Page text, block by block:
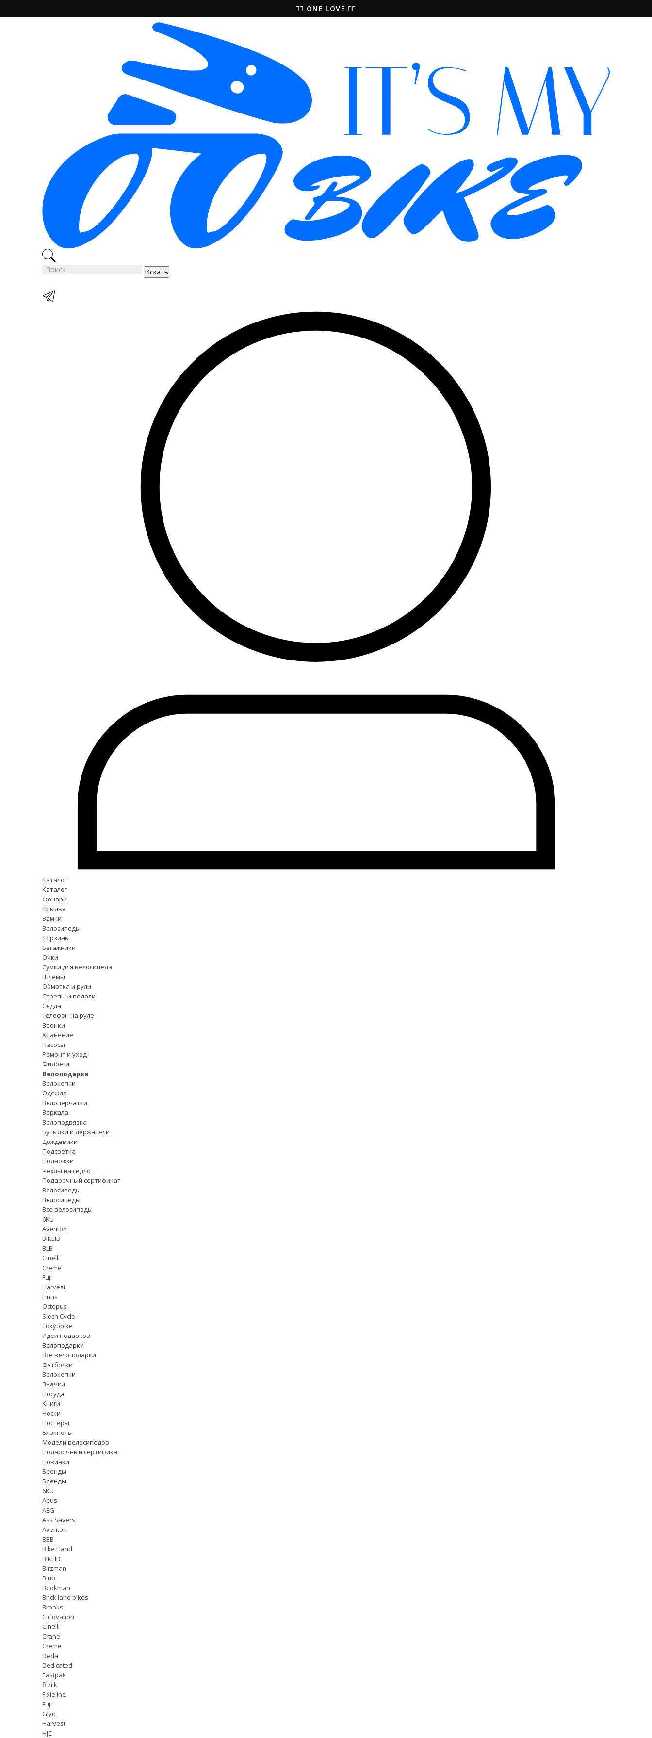
🚵‍♀️ ONE LOVE 🚴‍♀️
Искать
Каталог
Каталог
Фонари
Крылья
Замки
Велосипеды
Корзины
Багажники
Очки
Сумки для велосипеда
Шлемы
Обмотка и рули
Стрепы и педали
Седла
Телефон на руле
Звонки
Хранение
Насосы
Ремонт и уход
Фидбеги
Велоподарки
Велокепки
Одежда
Велоперчатки
Зеркала
Велоподвязка
Бутылки и держатели
Дождевики
Подсветка
Подножки
Чехлы на седло
Подарочный сертификат
Велосипеды
Велосипеды
Все велосипеды
6KU
Aventon
BIKEID
BLB
Cinelli
Creme
Fuji
Harvest
Linus
Octopus
Siech Cycle
Tokyobike
Идеи подарков
Велоподарки
Все велоподарки
Футболки
Велокепки
Значки
Посуда
Книги
Носки
Постеры
Блокноты
Модели велосипедов
Подарочный сертификат
Новинки
Бренды
Бренды
6KU
Abus
AEG
Ass Savers
Aventon
BBB
Bike Hand
BIKEID
Birzman
Blub
Bookman
Brick lane bikes
Brooks
Ciclovation
Cinelli
Crane
Creme
Deda
Dedicated
Eastpak
fi'zi:k
Fixie Inc.
Fuji
Giyo
Harvest
HJC